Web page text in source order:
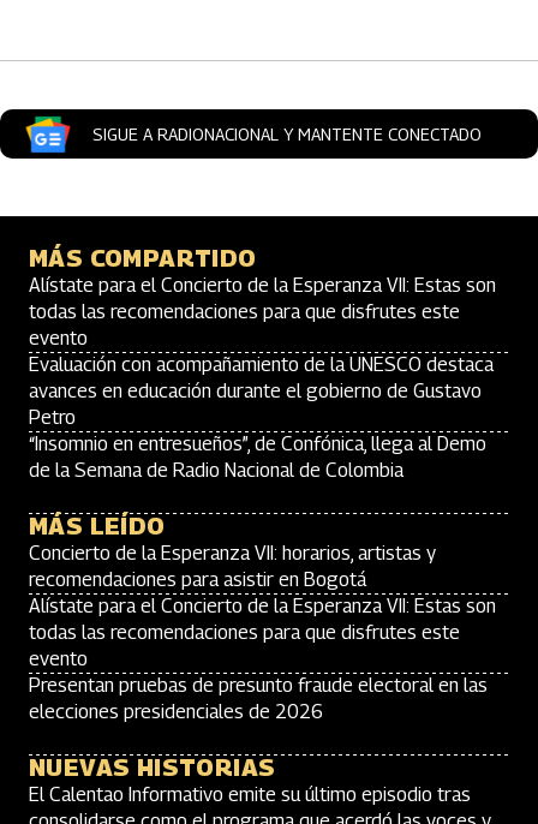
SIGUE A RADIONACIONAL Y MANTENTE CONECTADO
MÁS COMPARTIDO
Alístate para el Concierto de la Esperanza VII: Estas son
todas las recomendaciones para que disfrutes este
evento
Evaluación con acompañamiento de la UNESCO destaca
avances en educación durante el gobierno de Gustavo
Petro
“Insomnio en entresueños”, de Confónica, llega al Demo
de la Semana de Radio Nacional de Colombia
MÁS LEÍDO
Concierto de la Esperanza VII: horarios, artistas y
recomendaciones para asistir en Bogotá
Alístate para el Concierto de la Esperanza VII: Estas son
todas las recomendaciones para que disfrutes este
evento
Presentan pruebas de presunto fraude electoral en las
elecciones presidenciales de 2026
NUEVAS HISTORIAS
El Calentao Informativo emite su último episodio tras